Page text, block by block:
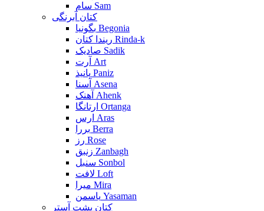
سام Sam
کتان آبرنگی
بگونیا Begonia
ریندا کتان Rinda-k
صادیک Sadik
آرت Art
پانیذ Paniz
آسنا Asena
آهنک Ahenk
ارتانگا Ortanga
ارس Aras
بررا Berra
رز Rose
زنبق Zanbagh
سنبل Sonbol
لافت Loft
میرا Mira
یاسمن Yasaman
کتان پشت آستر